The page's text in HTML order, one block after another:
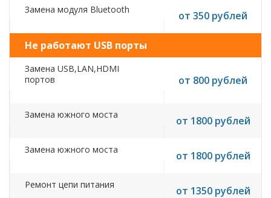
Замена модуля Bluetooth от 350 рублей
Не работают USB порты
Замена USB,LAN,HDMI
портов
от 800 рублей
Замена южного моста от 1800 рублей
Замена южного моста от 1800 рублей
Ремонт цепи питания от 1350 рублей